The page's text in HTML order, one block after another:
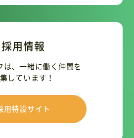
採用情報
は、一緒に働く仲間を
しています！
用特設サイト